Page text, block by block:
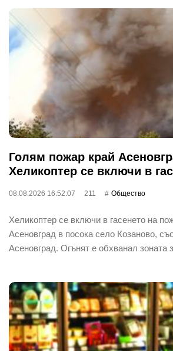
Голям пожар край
Хеликоптер се включи в
08.08.2026 16:52:07 211 Общество
Хеликоптер се включи в гасенето на
Асеновград в посока село Козаново,
Асеновград. Огънят е обхванал зоната